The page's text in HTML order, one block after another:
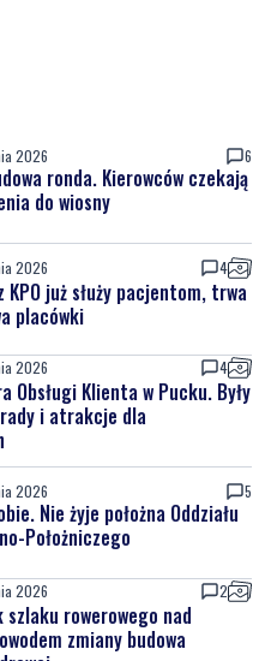
2026 6
ronda. Kierowców czekają
do wiosny
2026 4
KPO już służy pacjentom, trwa
placówki
2026 4
Obsługi Klienta w Pucku. Były
i atrakcje dla
2026 5
Nie żyje położna Oddziału
Położniczego
2026 2
szlaku rowerowego nad
zmiany budowa